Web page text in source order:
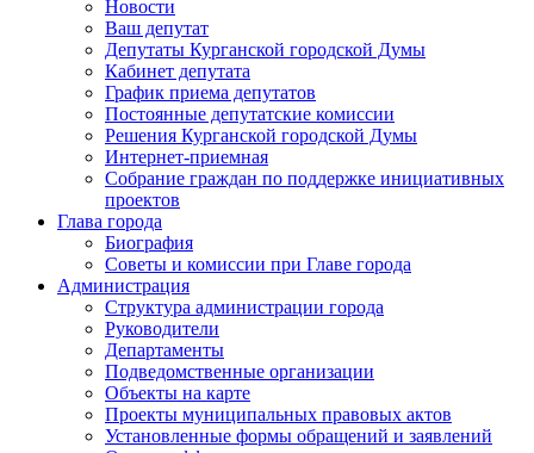
Новости
Ваш депутат
Депутаты Курганской городской Думы
Кабинет депутата
График приема депутатов
Постоянные депутатские комиссии
Решения Курганской городской Думы
Интернет-приемная
Собрание граждан по поддержке инициативных
проектов
Глава города
Биография
Советы и комиссии при Главе города
Администрация
Структура администрации города
Руководители
Департаменты
Подведомственные организации
Объекты на карте
Проекты муниципальных правовых актов
Установленные формы обращений и заявлений